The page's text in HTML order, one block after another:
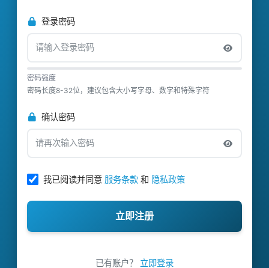
登录密码
密码强度
密码长度8-32位，建议包含大小写字母、数字和特殊字符
确认密码
我已阅读并同意 服务条款 和 隐私政策
立即注册
已有账户？ 立即登录